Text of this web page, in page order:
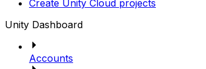
Create Unity Cloud projects
Unity Dashboard
Accounts